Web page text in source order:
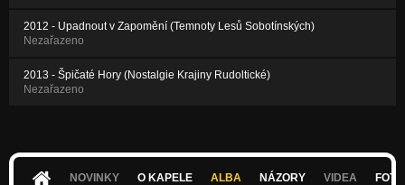
2012 - Upadnout v Zapomění (Temnoty Lesů Sobotínských)
Nezařazeno
2013 - Špičaté Hory (Nostalgie Krajiny Rudoltické)
Nezařazeno
NOVINKY O KAPELE ALBA NÁZORY VIDEA